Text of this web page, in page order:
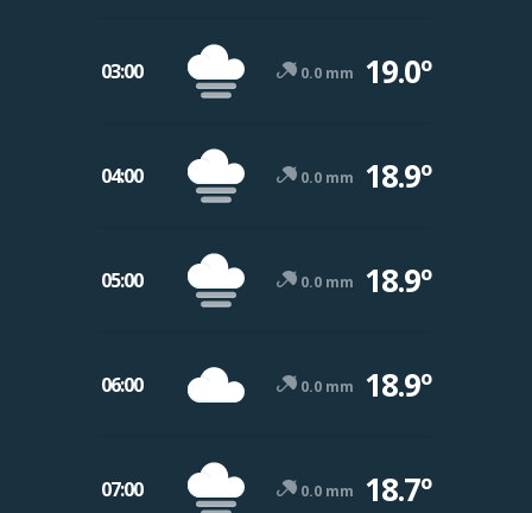
03:00 0.0 mm 19.0º
04:00 0.0 mm 18.9º
05:00 0.0 mm 18.9º
06:00 0.0 mm 18.9º
07:00 0.0 mm 18.7º